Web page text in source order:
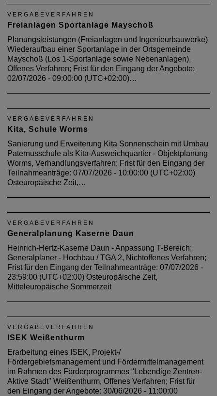
VERGABEVERFAHREN
Freianlagen Sportanlage Mayschoß
Planungsleistungen (Freianlagen und Ingenieurbauwerke)
Wiederaufbau einer Sportanlage in der Ortsgemeinde
Mayschoß (Los 1-Sportanlage sowie Nebenanlagen),
Offenes Verfahren; Frist für den Eingang der Angebote:
02/07/2026 - 09:00:00 (UTC+02:00)…
VERGABEVERFAHREN
Kita, Schule Worms
Sanierung und Erweiterung Kita Sonnenschein mit Umbau
Paternusschule als Kita-Ausweichquartier - Objektplanung
Worms, Verhandlungsverfahren; Frist für den Eingang der
Teilnahmeanträge: 07/07/2026 - 10:00:00 (UTC+02:00)
Osteuropäische Zeit,…
VERGABEVERFAHREN
Generalplanung Kaserne Daun
Heinrich-Hertz-Kaserne Daun - Anpassung T-Bereich;
Generalplaner - Hochbau / TGA 2, Nichtoffenes Verfahren;
Frist für den Eingang der Teilnahmeanträge: 07/07/2026 -
23:59:00 (UTC+02:00) Osteuropäische Zeit,
Mitteleuropäische Sommerzeit
VERGABEVERFAHREN
ISEK Weißenthurm
Erarbeitung eines ISEK, Projekt-/
Fördergebietsmanagement und Fördermittelmanagement
im Rahmen des Förderprogrammes "Lebendige Zentren-
Aktive Stadt" Weißenthurm, Offenes Verfahren; Frist für
den Eingang der Angebote: 30/06/2026 - 11:00:00